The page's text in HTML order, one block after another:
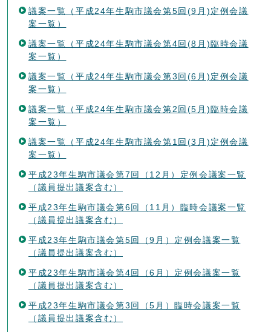
議案一覧（平成24年生駒市議会第5回(9月)定例会議
案一覧）
議案一覧（平成24年生駒市議会第4回(8月)臨時会議
案一覧）
議案一覧（平成24年生駒市議会第3回(6月)定例会議
案一覧）
議案一覧（平成24年生駒市議会第2回(5月)臨時会議
案一覧）
議案一覧（平成24年生駒市議会第1回(3月)定例会議
案一覧）
平成23年生駒市議会第7回（12月）定例会議案一覧
（議員提出議案含む）
平成23年生駒市議会第6回（11月）臨時会議案一覧
（議員提出議案含む）
平成23年生駒市議会第5回（9月）定例会議案一覧
（議員提出議案含む）
平成23年生駒市議会第4回（6月）定例会議案一覧
（議員提出議案含む）
平成23年生駒市議会第3回（5月）臨時会議案一覧
（議員提出議案含む）